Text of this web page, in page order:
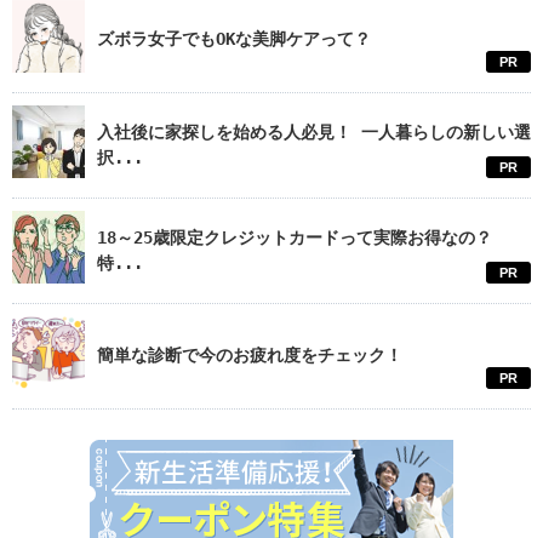
ズボラ女子でもOKな美脚ケアって？
PR
入社後に家探しを始める人必見！ 一人暮らしの新しい選
択...
PR
18～25歳限定クレジットカードって実際お得なの？
特...
PR
簡単な診断で今のお疲れ度をチェック！
PR